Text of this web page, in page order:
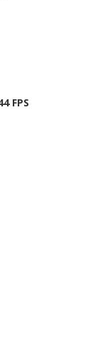
FPS